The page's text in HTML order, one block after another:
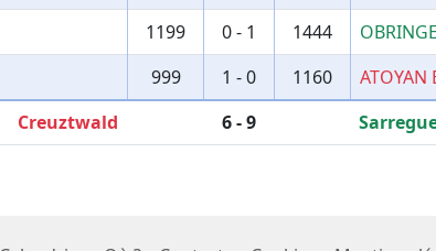
1199 0 - 1 1444
999 1 - 0 1160 ATOYAN
Creuztwald
6 - 9